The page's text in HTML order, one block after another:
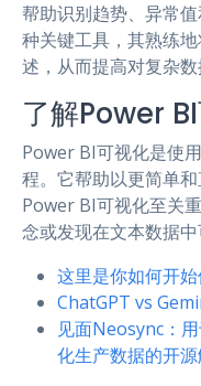
帮助识别趋势、异常
种关键工具，其熟练
述，从而提高对复杂数
了解Power
Power BI可视化是使
程。它帮助以更简单和
Power BI可视化至关
念或发现在文本数据中
这里是你如何开
ChatGPT vs
见面Neosync：
化生产数据的开